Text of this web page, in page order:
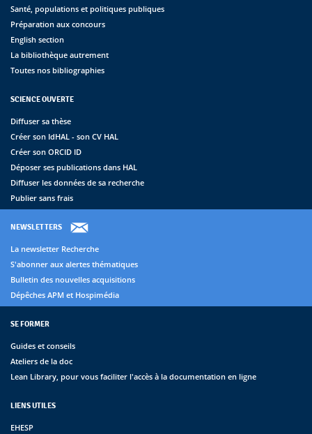
Santé, populations et politiques publiques
Préparation aux concours
English section
La bibliothèque autrement
Toutes nos bibliographies
SCIENCE OUVERTE
Diffuser sa thèse
Créer son IdHAL - son CV HAL
Créer son ORCID ID
Déposer ses publications dans HAL
Diffuser les données de sa recherche
Publier sans frais
NEWSLETTERS
La newsletter Recherche
S'abonner aux alertes thématiques
Bulletin des nouvelles acquisitions
Dépêches APM et Hospimédia
SE FORMER
Guides et conseils
Ateliers de la doc
Lean Library, pour vous faciliter l'accès à la documentation en ligne
LIENS UTILES
EHESP